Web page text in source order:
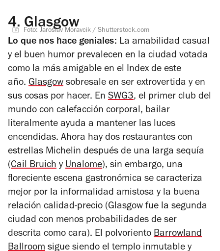
4. Glasgow
Foto: Jaroslav Moravcik / Shutterstock.com
Lo que nos hace geniales: La amabilidad casual
y el buen humor prevalecen en la ciudad votada
como la más amigable en el Index de este
año. Glasgow sobresale en ser extrovertida y en
sus cosas por hacer. En SWG3, el primer club del
mundo con calefacción corporal, bailar
literalmente ayuda a mantener las luces
encendidas. Ahora hay dos restaurantes con
estrellas Michelin después de una larga sequía
(Cail Bruich y Unalome), sin embargo, una
floreciente escena gastronómica se caracteriza
mejor por la informalidad amistosa y la buena
relación calidad-precio (Glasgow fue la segunda
ciudad con menos probabilidades de ser
descrita como cara). El polvoriento Barrowland
Ballroom sigue siendo el templo inmutable y